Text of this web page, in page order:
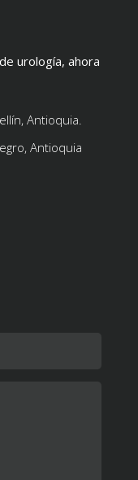
urología, ahora
Antioquia.
Antioquia